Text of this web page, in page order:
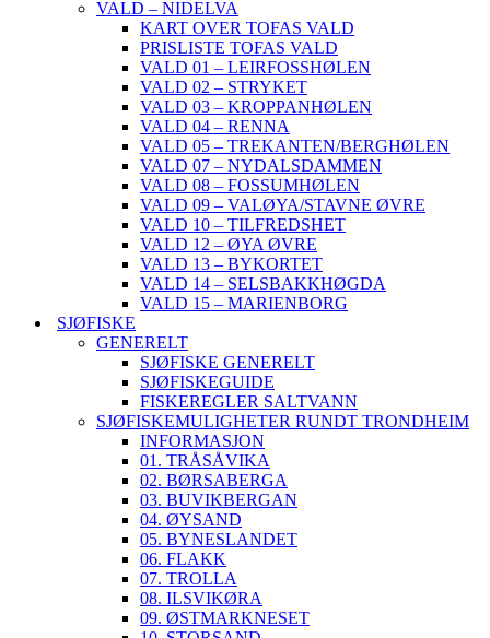
VALD – NIDELVA
KART OVER TOFAS VALD
PRISLISTE TOFAS VALD
VALD 01 – LEIRFOSSHØLEN
VALD 02 – STRYKET
VALD 03 – KROPPANHØLEN
VALD 04 – RENNA
VALD 05 – TREKANTEN/BERGHØLEN
VALD 07 – NYDALSDAMMEN
VALD 08 – FOSSUMHØLEN
VALD 09 – VALØYA/STAVNE ØVRE
VALD 10 – TILFREDSHET
VALD 12 – ØYA ØVRE
VALD 13 – BYKORTET
VALD 14 – SELSBAKKHØGDA
VALD 15 – MARIENBORG
SJØFISKE
GENERELT
SJØFISKE GENERELT
SJØFISKEGUIDE
FISKEREGLER SALTVANN
SJØFISKEMULIGHETER RUNDT TRONDHEIM
INFORMASJON
01. TRÅSÅVIKA
02. BØRSABERGA
03. BUVIKBERGAN
04. ØYSAND
05. BYNESLANDET
06. FLAKK
07. TROLLA
08. ILSVIKØRA
09. ØSTMARKNESET